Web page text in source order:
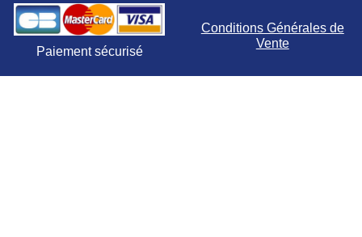
Paiement sécurisé
Conditions Générales de
Vente